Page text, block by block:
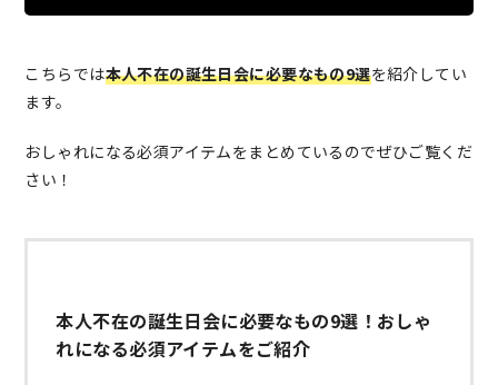
こちらでは本人不在の誕生日会に必要なもの9選を紹介してい
ます。
おしゃれになる必須アイテムをまとめているのでぜひご覧くだ
さい！
本人不在の誕生日会に必要なもの9選！おしゃ
れになる必須アイテムをご紹介